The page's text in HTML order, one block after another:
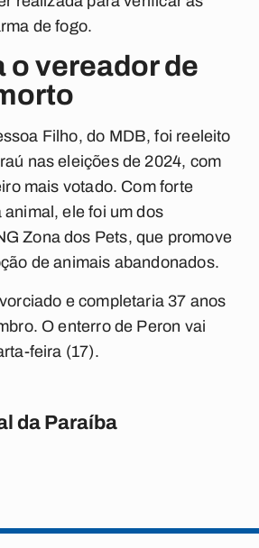
de fogo.
o vereador de
Filho, do MDB, foi reeleito
nas eleições de 2024, com
mais votado. Com forte
ele foi um dos
Zona dos Pets, que promove
de animais abandonados.
e completaria 37 anos
O enterro de Peron vai
feira (17).
da Paraíba